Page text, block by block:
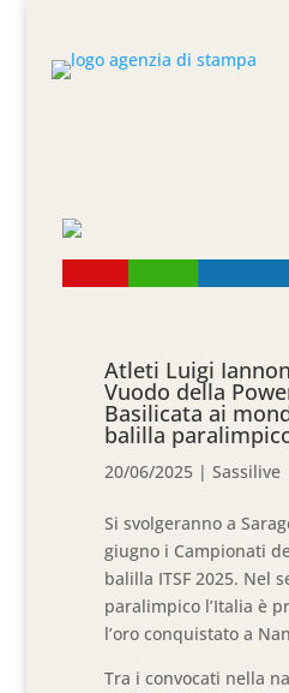
Atleti Luigi
Vuodo della
Basilicata ai
balilla
20/06/2025 |Sassilive
Si svolgeranno a
giugno i Campionati
balilla ITSF 2025. Nel
paralimpico l’Italia è
l’oro conquistato a
Tra i convocati nella